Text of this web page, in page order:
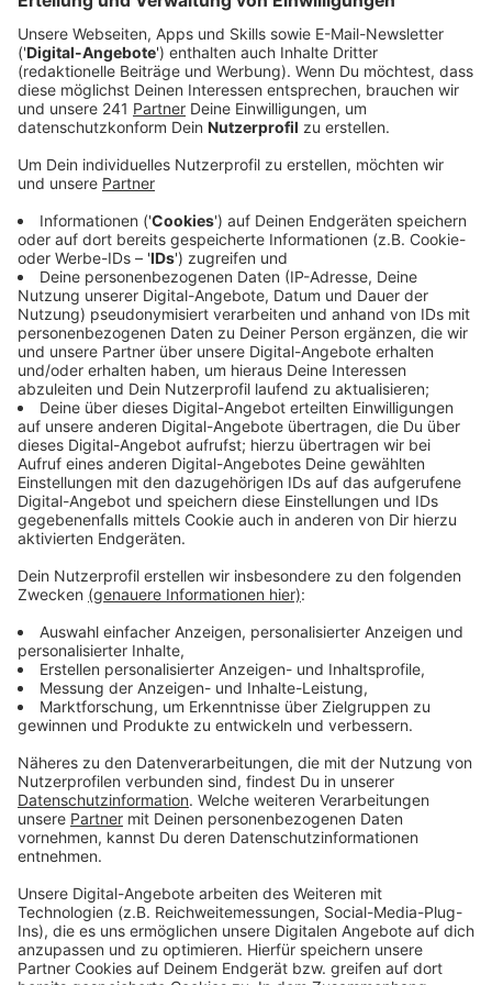
Anzeige
Der 44-Jährige hatte in Langenfeld die Kontrolle über
seinen Wagen verloren und kam von der Straße ab.
Danach überfuhr ein Verkehrsschild und stieß gegen
einen Baum.
Anzeige
Kein Führerschein
Anzeige
Der Fahrer gab vor Ort an, er habe Cannabis
konsumiert, er hatte außerdem keinen Führerschein.
Der Leverkusener wird aktuell noch im Krankenhaus
behandelt.
Anzeige
Weitere Meldungen aus Leverkusen
Anzeige
Messerangriff in Leverkusen: 16-Jähriger auf
Intensivstation
Wann es in Leverkusen zu den meisten Unfällen
kommt